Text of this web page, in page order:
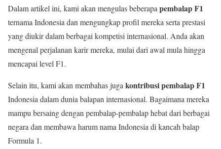
Dalam artikel ini, kami akan mengulas beberapa pembalap F1
ternama Indonesia dan mengungkap profil mereka serta prestasi
yang diukir dalam berbagai kompetisi internasional. Anda akan
mengenal perjalanan karir mereka, mulai dari awal mula hingga
mencapai level F1.
Selain itu, kami akan membahas juga kontribusi pembalap F1
Indonesia dalam dunia balapan internasional. Bagaimana mereka
mampu bersaing dengan pembalap-pembalap hebat dari berbagai
negara dan membawa harum nama Indonesia di kancah balap
Formula 1.